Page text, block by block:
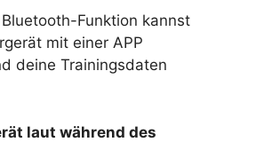
Funktion kannst
mit einer APP
deine Trainingsdaten
laut während des